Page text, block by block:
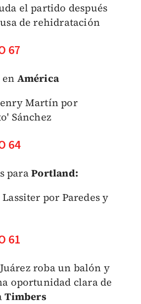
el partido después
de rehidratación
67
en América
Martín por
Sánchez
64
paraPortland:
por Paredes y
61
roba un balón y
oportunidad clara de
Timbers